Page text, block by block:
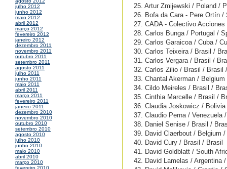
julho 2012
junho 2012
maio 2012
abril 2012
março 2012
fevereiro 2012
janeiro 2012
dezembro 2011
novembro 2011
outubro 2011
setembro 2011
agosto 2011
julho 2011
junho 2011
maio 2011
abril 2011
março 2011
fevereiro 2011
janeiro 2011
dezembro 2010
novembro 2010
outubro 2010
setembro 2010
agosto 2010
julho 2010
junho 2010
maio 2010
abril 2010
março 2010
25. Artur Zmijewski / Poland /
26. Bofa da Cara - Pere Ortín /
27. CADA - Colectivo
28. Carlos Bunga / Portugal /
29. Carlos Garaicoa / Cuba /
30. Carlos Teixeira / Brasil /
31. Carlos Vergara / Brasil /
32. Carlos Zilio / Brasil / Brasil
33. Chantal Akerman /
34. Cildo Meireles / Brasil /
35. Cinthia Marcelle / Brasil /
36. Claudia Joskowicz /
37. Claudio Perna / Venezuela
38. Daniel Senise / Brasil /
39. David Claerbout / Belgium
40. David Cury / Brasil / Brasil
41. David Goldblatt / South
42. David Lamelas / Argentina